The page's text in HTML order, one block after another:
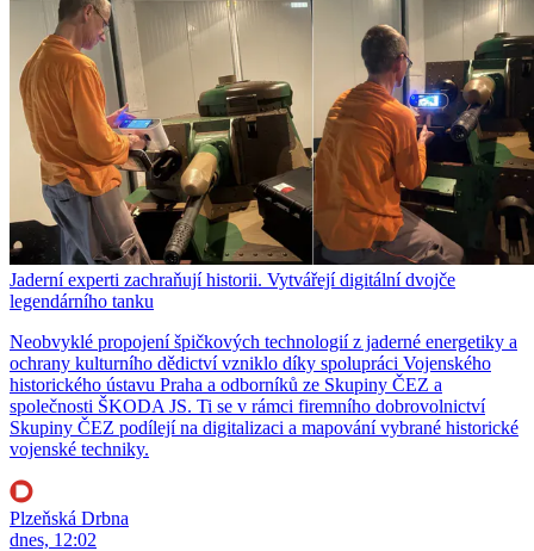
Jaderní experti zachraňují historii. Vytvářejí digitální dvojče
legendárního tanku
Neobvyklé propojení špičkových technologií z jaderné energetiky a
ochrany kulturního dědictví vzniklo díky spolupráci Vojenského
historického ústavu Praha a odborníků ze Skupiny ČEZ a
společnosti ŠKODA JS. Ti se v rámci firemního dobrovolnictví
Skupiny ČEZ podílejí na digitalizaci a mapování vybrané historické
vojenské techniky.
Plzeňská Drbna
dnes, 12:02